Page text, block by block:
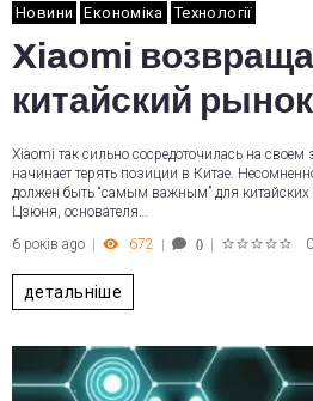
Новини Економіка Технології
Xiaomi
китайский рынок
Xiaomi так сильно сосредоточилась на
начинает терять позиции в Китае.
должен быть “самым важным” для
Цзюня, основателя…
6 років ago
672 0 0
детальніше